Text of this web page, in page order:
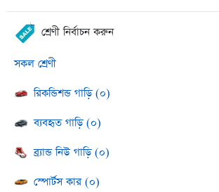
শ্রেণী নির্বাচন করুন
সকল শ্রেণী
রিকন্ডিশন্ড গাড়ি (০)
ব্যবহৃত গাড়ি (০)
ব্র্যান্ড নিউ গাড়ি (০)
স্পোর্টস কার (০)